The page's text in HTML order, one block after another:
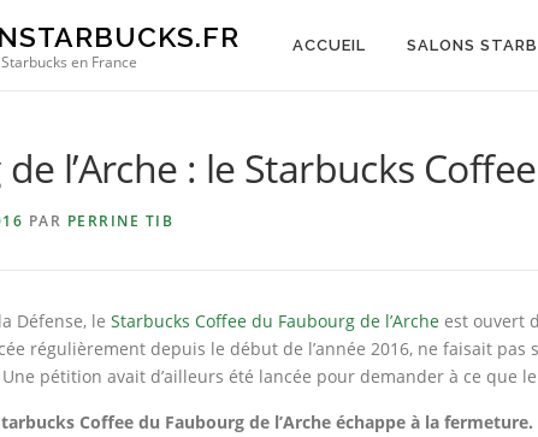
en France
ACCUEIL SALONS
l’Arche : le Starbucks
PAR PERRINE TIB
Défense, le Starbucks Coffee du Faubourg de l’Arche est ouvert
régulièrement depuis le début de l’année 2016, ne faisait pas
pétition avait d’ailleurs été lancée pour demander à ce que
Coffee du Faubourg de l’Arche échappe à la fermeture.